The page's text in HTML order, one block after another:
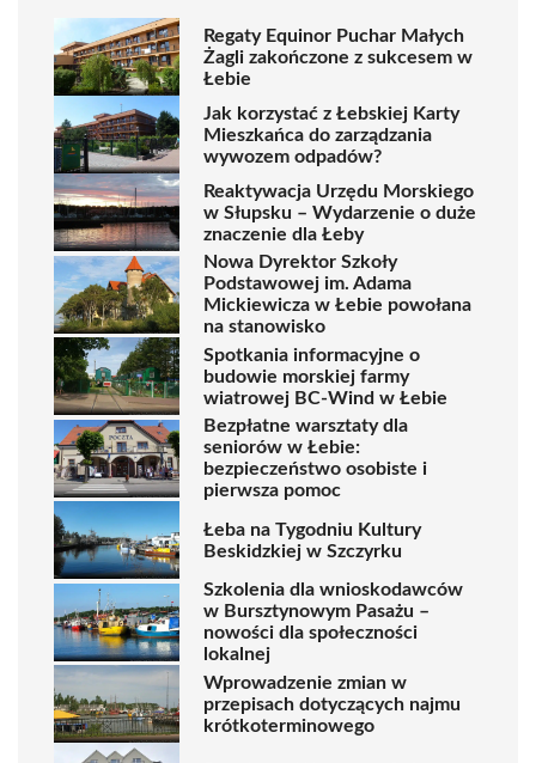
Regaty Equinor Puchar Małych
Żagli zakończone z sukcesem w
Łebie
Jak korzystać z Łebskiej Karty
Mieszkańca do zarządzania
wywozem odpadów?
Reaktywacja Urzędu Morskiego
w Słupsku – Wydarzenie o duże
znaczenie dla Łeby
Nowa Dyrektor Szkoły
Podstawowej im. Adama
Mickiewicza w Łebie powołana
na stanowisko
Spotkania informacyjne o
budowie morskiej farmy
wiatrowej BC-Wind w Łebie
Bezpłatne warsztaty dla
seniorów w Łebie:
bezpieczeństwo osobiste i
pierwsza pomoc
Łeba na Tygodniu Kultury
Beskidzkiej w Szczyrku
Szkolenia dla wnioskodawców
w Bursztynowym Pasażu –
nowości dla społeczności
lokalnej
Wprowadzenie zmian w
przepisach dotyczących najmu
krótkoterminowego